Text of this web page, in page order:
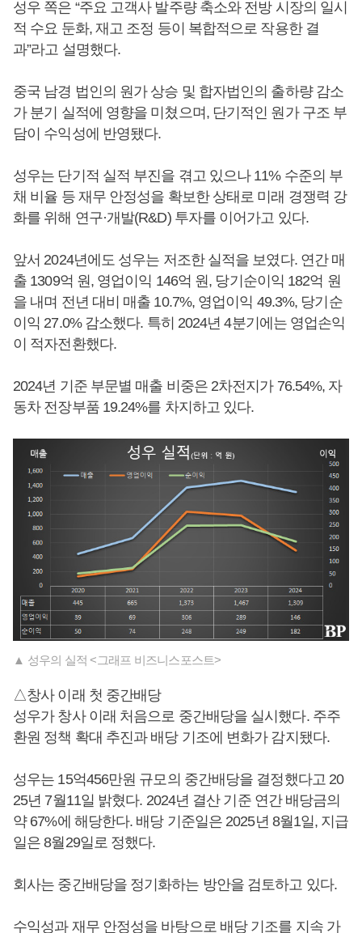
성우 쪽은 “주요 고객사 발주량 축소와 전방 시장의 일시
적 수요 둔화, 재고 조정 등이 복합적으로 작용한 결
과”라고 설명했다.
중국 남경 법인의 원가 상승 및 합자법인의 출하량 감소
가 분기 실적에 영향을 미쳤으며, 단기적인 원가 구조 부
담이 수익성에 반영됐다.
성우는 단기적 실적 부진을 겪고 있으나 11% 수준의 부
채 비율 등 재무 안정성을 확보한 상태로 미래 경쟁력 강
화를 위해 연구·개발(R&D) 투자를 이어가고 있다.
앞서 2024년에도 성우는 저조한 실적을 보였다. 연간 매
출 1309억 원, 영업이익 146억 원, 당기순이익 182억 원
을 내며 전년 대비 매출 10.7%, 영업이익 49.3%, 당기순
이익 27.0% 감소했다. 특히 2024년 4분기에는 영업손익
이 적자전환했다.
2024년 기준 부문별 매출 비중은 2차전지가 76.54%, 자
동차 전장부품 19.24%를 차지하고 있다.
▲ 성우의 실적 <그래프 비즈니스포스트>
△창사 이래 첫 중간배당
성우가 창사 이래 처음으로 중간배당을 실시했다. 주주
환원 정책 확대 추진과 배당 기조에 변화가 감지됐다.
성우는 15억456만원 규모의 중간배당을 결정했다고 20
25년 7월11일 밝혔다. 2024년 결산 기준 연간 배당금의
약 67%에 해당한다. 배당 기준일은 2025년 8월1일, 지급
일은 8월29일로 정했다.
회사는 중간배당을 정기화하는 방안을 검토하고 있다.
수익성과 재무 안정성을 바탕으로 배당 기조를 지속 가